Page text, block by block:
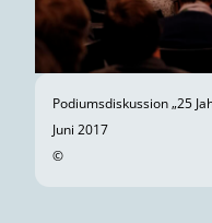
Podiumsdiskussion „25
Juni 2017
©